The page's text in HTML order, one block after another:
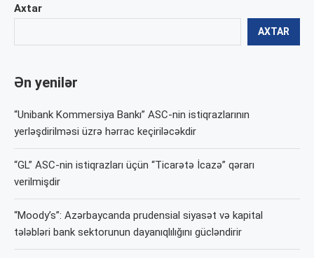
Axtar
AXTAR
Ən yenilər
“Unibank Kommersiya Bankı” ASC-nin istiqrazlarının
yerləşdirilməsi üzrə hərrac keçiriləcəkdir
“GL” ASC-nin istiqrazları üçün “Ticarətə İcazə” qərarı
verilmişdir
“Moody’s”: Azərbaycanda prudensial siyasət və kapital
tələbləri bank sektorunun dayanıqlılığını gücləndirir